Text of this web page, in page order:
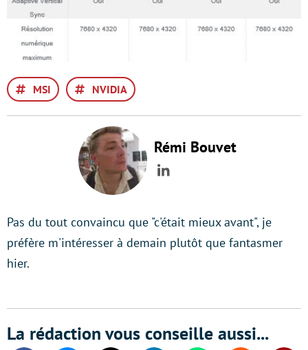
MSI NVIDIA
Rémi Bouvet
LinkedIn
Pas du tout convaincu que "c'était mieux avant", je
préfère m'intéresser à demain plutôt que fantasmer
hier.
La rédaction vous conseille aussi...